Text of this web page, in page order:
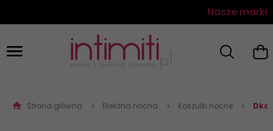
Nasze marki
Strona główna Bielizna nocna Koszulki nocne